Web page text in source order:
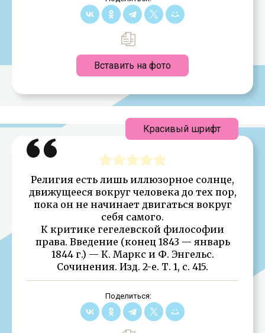
Вставить на фото
Религия есть лишь иллюзорное солнце,
движущееся вокруг человека до тех пор,
пока он не начинает двигаться вокруг
себя самого.
К критике гегелевской философии
права. Введение (конец 1843 — январь
1844 г.) — К. Маркс и Ф. Энгельс.
Сочинения. Изд. 2-е. Т. 1, с. 415.
Поделиться:
Красивый шрифт